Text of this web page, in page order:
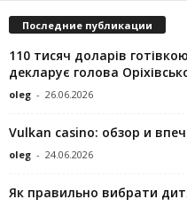
Последние публикации
110 тисяч доларів
декларує голова
oleg - 26.06.2026
Vulkan casino: обзор и
oleg - 24.06.2026
Як правильно вибрати